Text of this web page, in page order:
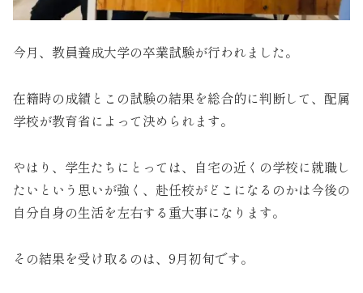
今月、教員養成大学の卒業試験が行われました。
在籍時の成績とこの試験の結果を総合的に判断して、配属
学校が教育省によって決められます。
やはり、学生たちにとっては、自宅の近くの学校に就職し
たいという思いが強く、赴任校がどこになるのかは今後の
自分自身の生活を左右する重大事になります。
その結果を受け取るのは、9月初旬です。